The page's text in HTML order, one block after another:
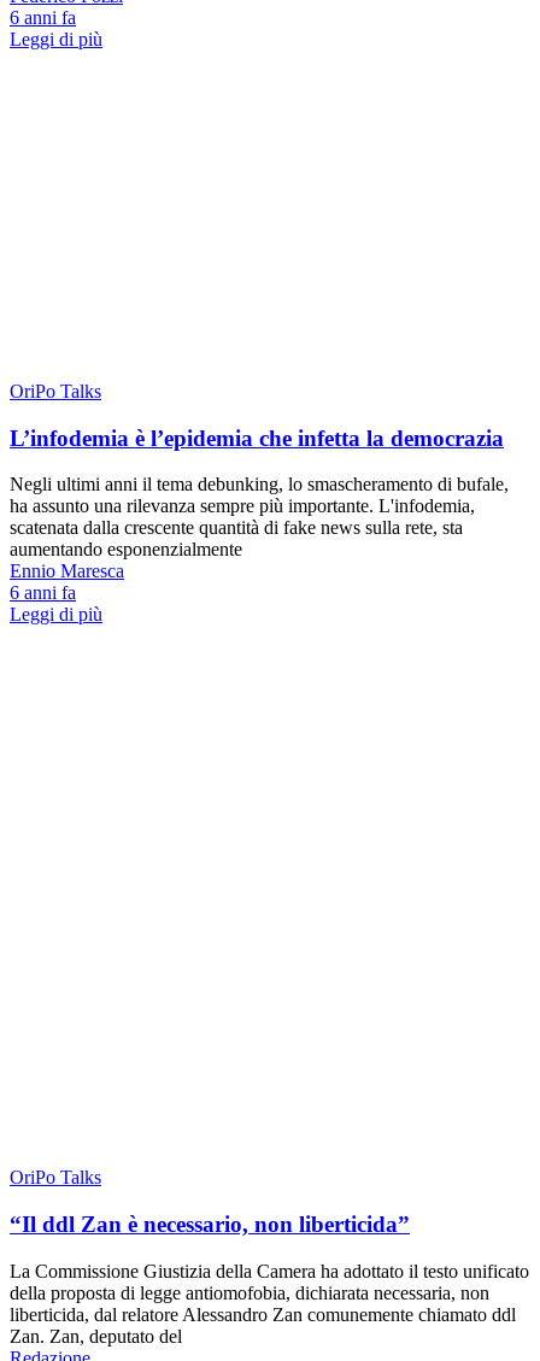
6 anni fa
Leggi di più
OriPo Talks
L’infodemia è l’epidemia che infetta la democrazia
Negli ultimi anni il tema debunking, lo smascheramento di bufale,
ha assunto una rilevanza sempre più importante. L'infodemia,
scatenata dalla crescente quantità di fake news sulla rete, sta
aumentando esponenzialmente
Ennio Maresca
6 anni fa
Leggi di più
OriPo Talks
“Il ddl Zan è necessario, non liberticida”
La Commissione Giustizia della Camera ha adottato il testo unificato
della proposta di legge antiomofobia, dichiarata necessaria, non
liberticida, dal relatore Alessandro Zan comunemente chiamato ddl
Zan. Zan, deputato del